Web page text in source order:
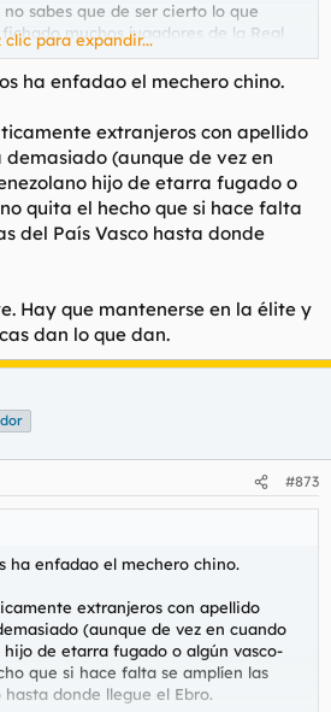
sabes que de ser cierto lo que
muchos jugadores de la Real
o Alaves que han sido captados en
lugares fuera de nuestro
tienes de gordo lo tienes de
clic para expandir...
ha enfadao el mechero chino.
extranjeros con apellido
(aunque de vez en
hijo de etarra fugado o
quita el hecho que si hace falta
del País Vasco hasta donde
Hay que mantenerse en la élite y
dan lo que dan.
#873
ha enfadao el mechero chino.
extranjeros con apellido
(aunque de vez en cuando
de etarra fugado o algún vasco-
que si hace falta se amplíen las
donde llegue el Ebro.